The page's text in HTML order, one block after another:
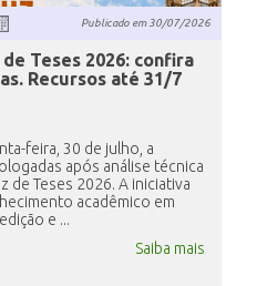
Publicado em 30/07/2026
Teses 2026: confira
Recursos até 31/7
feira, 30 de julho, a
após análise técnica
de Teses 2026. A iniciativa
acadêmico em
e ...
Saiba mais